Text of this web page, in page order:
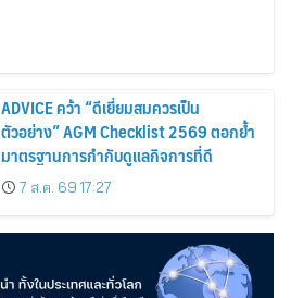
ADVICE คว้า “ดีเยี่ยมสมควรเป็น
ตัวอย่าง” AGM Checklist 2569 ตอกย้ำ
มาตรฐานการกำกับดูแลกิจการที่ดี
7 ส.ค. 69 17:27